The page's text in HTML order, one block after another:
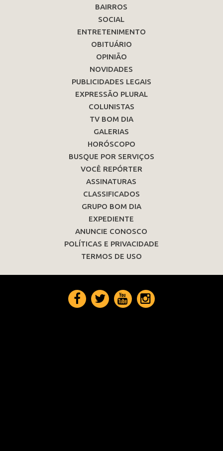
BAIRROS
SOCIAL
ENTRETENIMENTO
OBITUÁRIO
OPINIÃO
NOVIDADES
PUBLICIDADES LEGAIS
EXPRESSÃO PLURAL
COLUNISTAS
TV BOM DIA
GALERIAS
HORÓSCOPO
BUSQUE POR SERVIÇOS
VOCÊ REPÓRTER
ASSINATURAS
CLASSIFICADOS
GRUPO BOM DIA
EXPEDIENTE
ANUNCIE CONOSCO
POLÍTICAS E PRIVACIDADE
TERMOS DE USO